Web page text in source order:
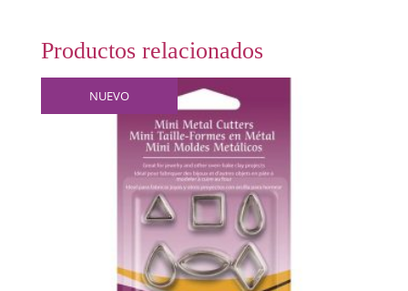
Productos relacionados
NUEVO